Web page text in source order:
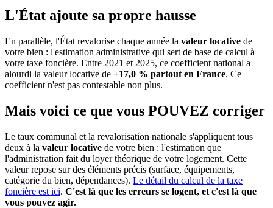
L'État ajoute sa propre hausse
En parallèle, l'État revalorise chaque année la valeur locative de
votre bien : l'estimation administrative qui sert de base de calcul à
votre taxe foncière. Entre 2021 et 2025, ce coefficient national a
alourdi la valeur locative de +17,0 % partout en France. Ce
coefficient n'est pas contestable non plus.
Mais voici ce que vous POUVEZ corriger
Le taux communal et la revalorisation nationale s'appliquent tous
deux à la valeur locative de votre bien : l'estimation que
l'administration fait du loyer théorique de votre logement. Cette
valeur repose sur des éléments précis (surface, équipements,
catégorie du bien, dépendances). Le détail du calcul de la taxe
foncière est ici. C'est là que les erreurs se logent, et c'est là que
vous pouvez agir.